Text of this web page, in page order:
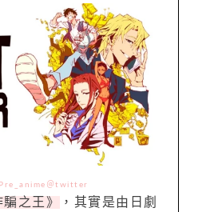
＠twitter
之王》
，其實是由日劇